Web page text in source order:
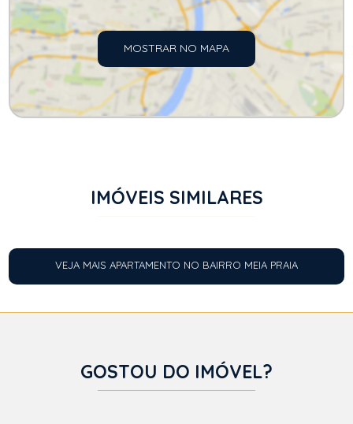
MOSTRAR NO MAPA
IMÓVEIS SIMILARES
VEJA MAIS APARTAMENTO NO BAIRRO MEIA PRAIA
GOSTOU DO IMÓVEL?